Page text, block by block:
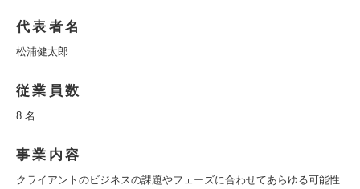
代表者名
松浦健太郎
従業員数
8 名
事業内容
クライアントのビジネスの課題やフェーズに合わせてあらゆる可能性